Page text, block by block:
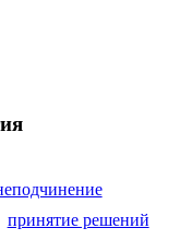
принятие решений